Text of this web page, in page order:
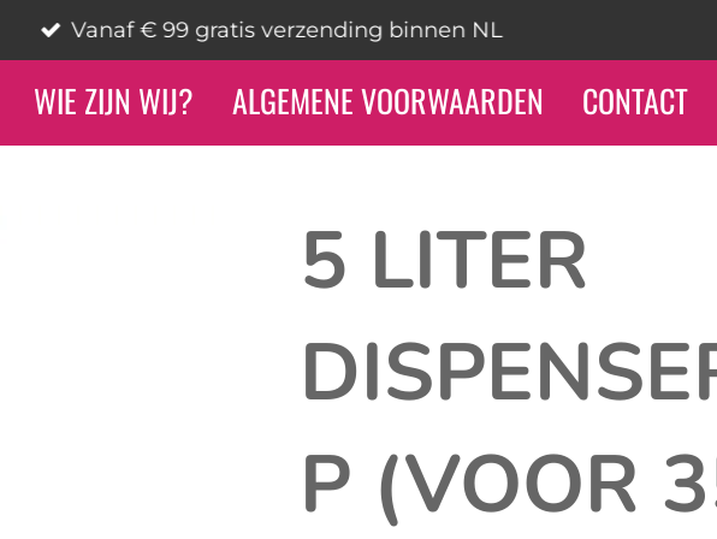
Vanaf € 99 gratis verzending binnen NL
WIE ZIJN WIJ? ALGEMENE VOORWAARDEN CONTACT
5 LITER
P (VOOR